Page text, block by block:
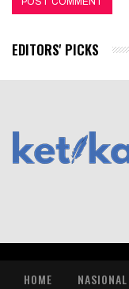
EDITORS' PICKS
HOME NASIONAL